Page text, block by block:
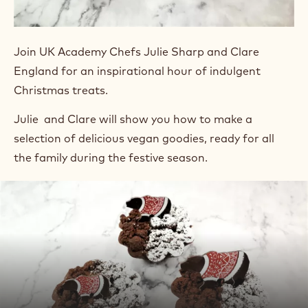
Join UK Academy Chefs Julie Sharp and Clare
England for an inspirational hour of indulgent
Christmas treats.
Julie and Clare will show you how to make a
selection of delicious vegan goodies, ready for all
the family during the festive season.
Přehrát
Přehrát